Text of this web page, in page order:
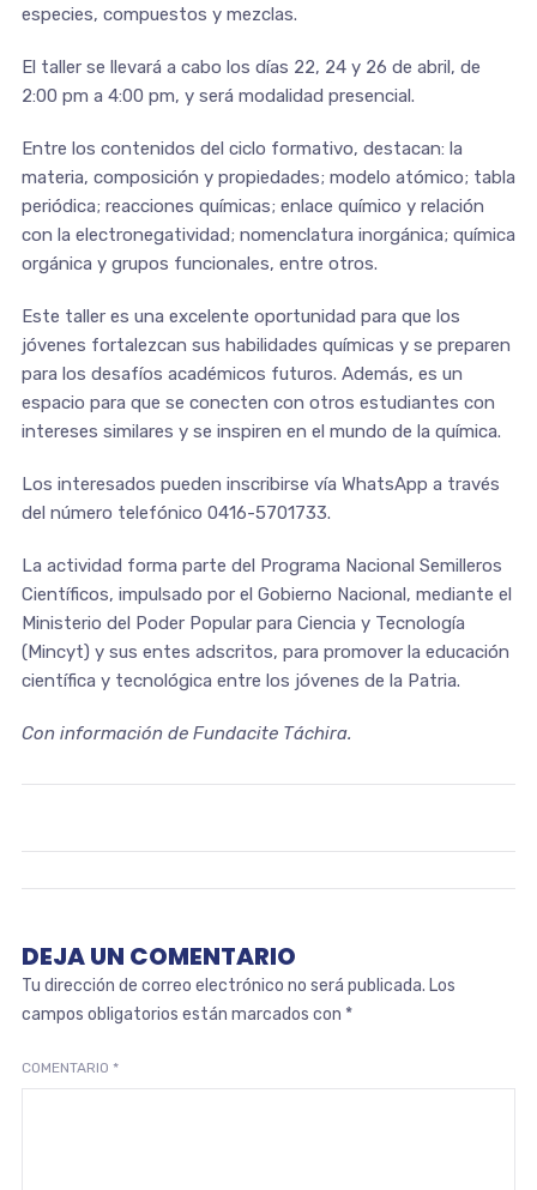
especies, compuestos y mezclas.
El taller se llevará a cabo los días 22, 24 y 26 de abril, de
2:00 pm a 4:00 pm, y será modalidad presencial.
Entre los contenidos del ciclo formativo, destacan: la
materia, composición y propiedades; modelo atómico; tabla
periódica; reacciones químicas; enlace químico y relación
con la electronegatividad; nomenclatura inorgánica; química
orgánica y grupos funcionales, entre otros.
Este taller es una excelente oportunidad para que los
jóvenes fortalezcan sus habilidades químicas y se preparen
para los desafíos académicos futuros. Además, es un
espacio para que se conecten con otros estudiantes con
intereses similares y se inspiren en el mundo de la química.
Los interesados pueden inscribirse vía WhatsApp a través
del número telefónico 0416-5701733.
La actividad forma parte del Programa Nacional Semilleros
Científicos, impulsado por el Gobierno Nacional, mediante el
Ministerio del Poder Popular para Ciencia y Tecnología
(Mincyt) y sus entes adscritos, para promover la educación
científica y tecnológica entre los jóvenes de la Patria.
Con información de Fundacite Táchira.
DEJA UN COMENTARIO
Tu dirección de correo electrónico no será publicada. Los
campos obligatorios están marcados con *
COMENTARIO *